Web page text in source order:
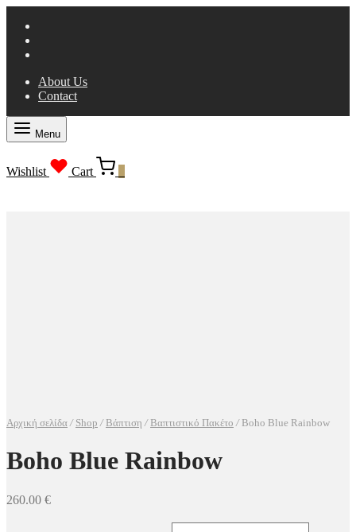
About Us
Contact
Menu
Wishlist Cart
Αρχική σελίδα / Shop / Βάπτιση / Βαπτιστικό Πακέτο /Boho Blue Rainbow
Boho Blue Rainbow
260.00 €